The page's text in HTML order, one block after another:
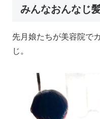
みんなおんなじ
先月娘たちが美容院で
じ。